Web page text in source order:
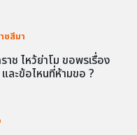
ชสีมา
าช ไหว้ย่าโม ขอพรเรื่อง
และข้อไหนที่ห้ามขอ ?